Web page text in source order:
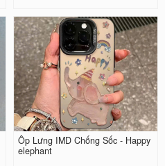
Ốp Lưng IMD Chống Sốc - Happy
elephant